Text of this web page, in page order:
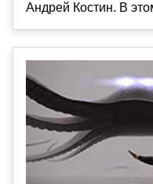
Андрей Костин. В